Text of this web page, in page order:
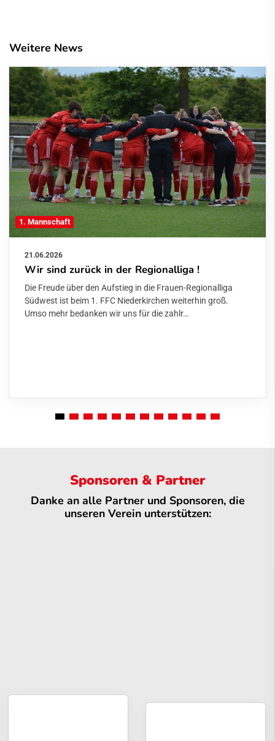
Weitere News
1. Mannschaft
21.06.2026
Wir sind zurück in der Regionalliga !
Die Freude über den Aufstieg in die Frauen-Regionalliga
Südwest ist beim 1. FFC Niederkirchen weiterhin groß.
Umso mehr bedanken wir uns für die zahlr…
Sponsoren & Partner
Danke an alle Partner und Sponsoren, die
unseren Verein unterstützen: